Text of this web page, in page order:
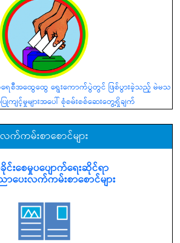
ရေစီအထွေထွေ ရွေးကောက်ပွဲတွင် ဖြစ်ပွားခဲ့သည့် မဲမသ
ြုကျင့်မှုများအပေါ် စုံစမ်းစစ်ဆေးတွေ့ရှိချက်
လက်ကမ်းစာစောင်များ
င်းစေမှုပပျောက်ရေးဆိုင်ရာ
ပေးလက်ကမ်းစာစောင်များ